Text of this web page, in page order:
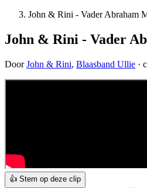
John & Rini - Vader Abraham
John & Rini - Vader
DoorJohn & Rini, Blaasband Ullie ·
👍 Stem op deze clip